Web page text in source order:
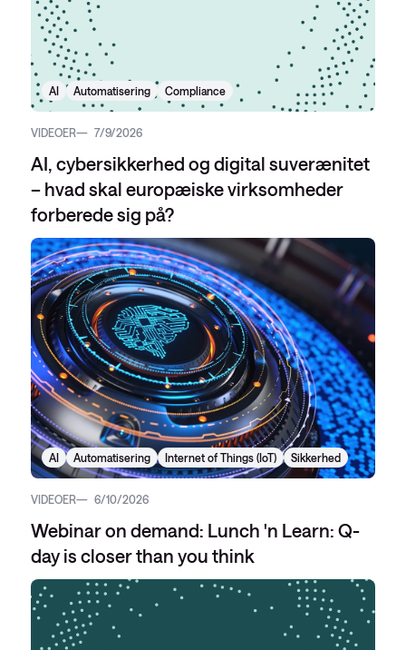
AI Automatisering Compliance
VIDEOER 7/9/2026
AI, cybersikkerhed og digital suverænitet
– hvad skal europæiske virksomheder
forberede sig på?
AI Automatisering Internet of Things (IoT) Sikkerhed
VIDEOER 6/10/2026
Webinar on demand: Lunch 'n Learn: Q-
day is closer than you think